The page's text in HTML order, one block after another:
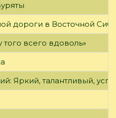
дороги в Восточной
всего вдоволь»
Яркий, талантливый,